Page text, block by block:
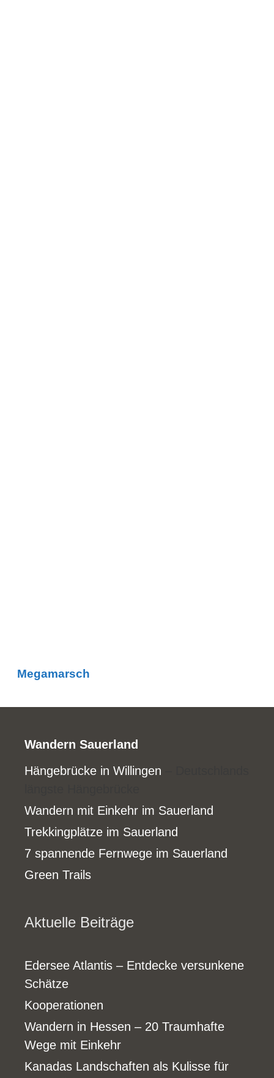
Megamarsch
Wandern Sauerland
Hängebrücke in Willingen
Wandern mit Einkehr im Sauerland
Trekkingplätze im Sauerland
7 spannende Fernwege im Sauerland
Green Trails
Aktuelle Beiträge
Edersee Atlantis – Entdecke versunkene
Schätze
Kooperationen
Wandern in Hessen – 20 Traumhafte
Wege mit Einkehr
Kanadas Landschaften als Kulisse für